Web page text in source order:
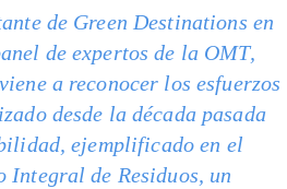
de Green Destinations en
de expertos de la OMT,
a reconocer los esfuerzos
desde la década pasada
ejemplificado en el
Integral de Residuos, un